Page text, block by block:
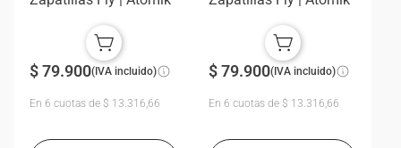
$79.900(IVA incluido)
En 6 cuotas de $ 13.316,66
$ 79.900(IVA incluido)
En 6 cuotas de $ 13.316,66